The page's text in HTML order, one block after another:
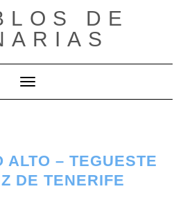
DE
Cambiar modo de navegación
ALTO – TEGUESTE
DE TENERIFE